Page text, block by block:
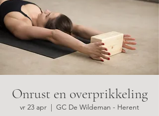
Onrust en overprikkeling
vr 23 apr
  |
GC De Wildeman - Herent